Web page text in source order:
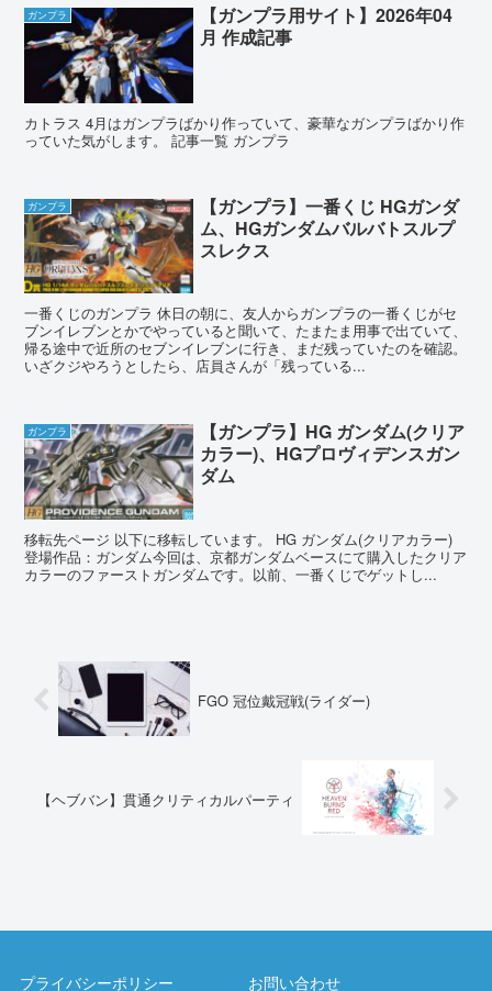
ガンプラ
【ガンプラ用サイト】2026年04
月 作成記事
カトラス 4月はガンプラばかり作っていて、豪華なガンプラばかり作
っていた気がします。 記事一覧 ガンプラ
ガンプラ
【ガンプラ】一番くじ HGガンダ
ム、HGガンダムバルバトスルプ
スレクス
一番くじのガンプラ 休日の朝に、友人からガンプラの一番くじがセ
ブンイレブンとかでやっていると聞いて、たまたま用事で出ていて、
帰る途中で近所のセブンイレブンに行き、まだ残っていたのを確認。
いざクジやろうとしたら、店員さんが「残っている...
ガンプラ
【ガンプラ】HG ガンダム(クリア
カラー)、HGプロヴィデンスガン
ダム
移転先ページ 以下に移転しています。 HG ガンダム(クリアカラー)
登場作品：ガンダム今回は、京都ガンダムベースにて購入したクリア
カラーのファーストガンダムです。以前、一番くじでゲットし...
FGO 冠位戴冠戦(ライダー)
【ヘブバン】貫通クリティカルパーティ
プライバシーポリシー お問い合わせ